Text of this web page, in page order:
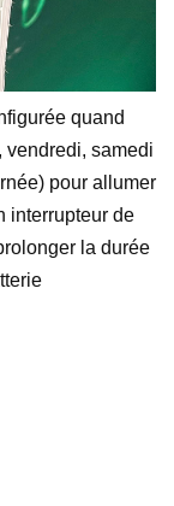
quand
vendredi, samedi
pour allumer
interrupteur de
la durée